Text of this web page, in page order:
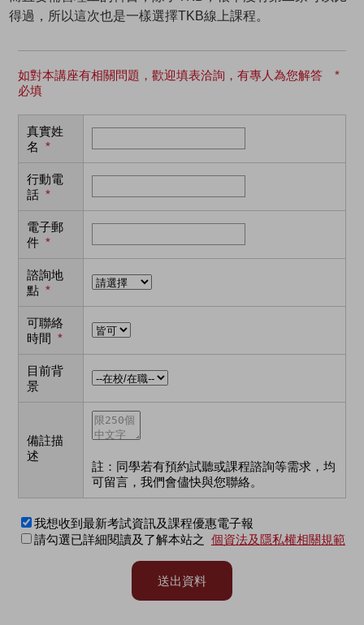
得過，所以這次也是一樣選擇TKB線上課程。
如對本講座有相關問題，歡迎填表洽詢，有專人為您解答 *
必填
真實姓
名 *
行動電
話 *
電子郵
件 *
諮詢地
點 *
可聯絡
時間 *
目前背
景
備註描
述
註：同學若有預約試聽或課程諮詢等需求，均
可留言，我們會儘快與您聯絡。
我想收到最新考試資訊及課程優惠電子報
請勾選已詳細閱讀及了解本站之 個資法及隱私權相關規範
送出資料